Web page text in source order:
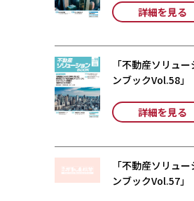
詳細を見る
「不動産ソリュー
ンブックVol.58」
詳細を見る
「不動産ソリュー
ンブックVol.57」